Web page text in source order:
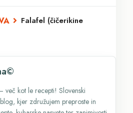
Falafel (čičerikine
več kot le recepti! Slovenski
kjer združujem preproste in